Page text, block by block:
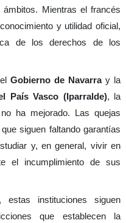
Mientras el francés
y utilidad oficial,
de los derechos de los
Gobierno de Navarray la
País Vasco (Iparralde), la
ha mejorado. Las quejas
siguen faltando garantías
y, en general, vivir en
el incumplimiento de sus
instituciones siguen
que establecen la